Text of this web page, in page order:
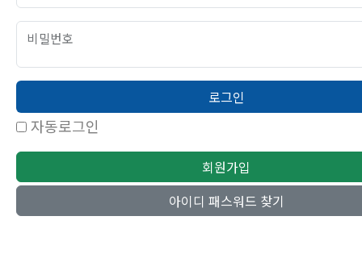
비밀번호
로그인
자동로그인
회원가입
아이디 패스워드 찾기